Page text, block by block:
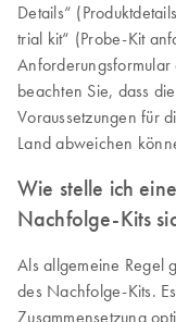
Details“
trial kit“ (Probe-Kit
beachten Sie, dass
Voraussetzungen für
Land abweichen
Wie stelle ich
Nachfolge-Kits
Als allgemeine Regel
des Nachfolge-Kits.
Zusammensetzung